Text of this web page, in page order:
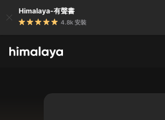
Himalaya-有聲書
4.8k 安裝